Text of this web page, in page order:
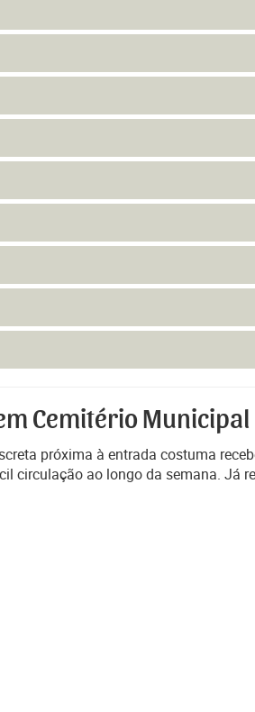
Cemitério Municipal
próxima à entrada costuma
circulação ao longo da semana. Já